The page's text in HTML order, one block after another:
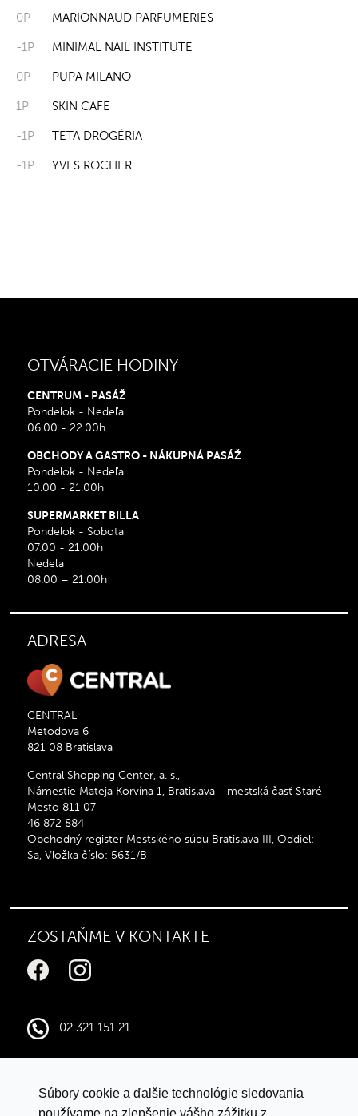
Súbory cookie a ďalšie technológie sledovania
používame na zlepšenie vášho zážitku z
0P MARIONNAUD PARFUMERIES
-1P MINIMAL NAIL INSTITUTE
0P PUPA MILANO
1P SKIN CAFE
-1P TETA DROGÉRIA
-1P YVES ROCHER
OTVÁRACIE HODINY
CENTRUM - PASÁŽ
Pondelok - Nedeľa
06.00 - 22.00h
OBCHODY A GASTRO - NÁKUPNÁ PASÁŽ
Pondelok - Nedeľa
10.00 - 21.00h
SUPERMARKET BILLA
Pondelok - Sobota
07.00 - 21.00h
Nedeľa
08.00 – 21.00h
ADRESA
CENTRAL
Metodova 6
821 08 Bratislava
Central Shopping Center, a. s.,
Námestie Mateja Korvína 1, Bratislava - mestská časť Staré
Mesto 811 07
46 872 884
Obchodný register Mestského súdu Bratislava III, Oddiel:
Sa, Vložka číslo: 5631/B
ZOSTAŇME V KONTAKTE
02 321 151 21
Google mapy